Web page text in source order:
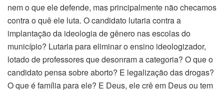
nem o que ele defende, mas principalmente não checamos
contra o quê ele luta. O candidato lutaria contra a
implantação da ideologia de gênero nas escolas do
município? Lutaria para eliminar o ensino ideologizador,
lotado de professores que desonram a categoria? O que o
candidato pensa sobre aborto? E legalização das drogas?
O que é família para ele? E Deus, ele crê em Deus ou tem